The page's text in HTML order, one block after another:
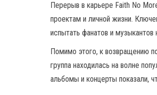
Перерыв в карьере Faith No
проектам и личной жизни.
испытать фанатов и музыкантов
Помимо этого, к возвращению
группа находилась на волне
альбомы и концерты показали,